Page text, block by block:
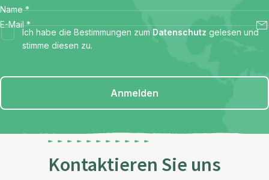
Name *
E-Mail *
Ich habe die Bestimmungen zum Datenschutz gelesen und
stimme diesen zu.
Anmelden
Kontaktieren Sie uns